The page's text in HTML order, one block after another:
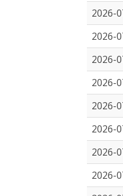
2026-
2026-
2026-
2026-
2026-
2026-
2026-
2026-